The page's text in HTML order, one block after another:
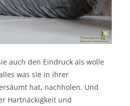
auch den Eindruck als wolle
was sie in ihrer
hat, nachholen. Und
Hartnäckigkeit und